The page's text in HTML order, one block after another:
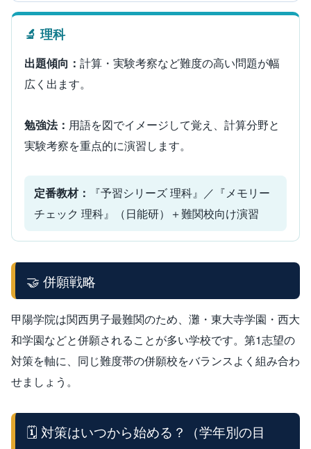
🔬 理科
出題傾向： 計算・実験考察など難度の高い問題が幅
広く出ます。
勉強法： 用語を図でイメージして覚え、計算分野と
実験考察を重点的に演習します。
定番教材：
『予習シリーズ 理科』／『メモリー
チェック 理科』（日能研）＋難関校向け演習
🤝 併願戦略
甲陽学院は関西男子最難関のため、灘・東大寺学園・西大
和学園などと併願されることが多い学校です。第1志望の
対策を軸に、同じ難度帯の併願校をバランスよく組み合わ
せましょう。
🗓️ 対策はいつから始める？（学年別の目